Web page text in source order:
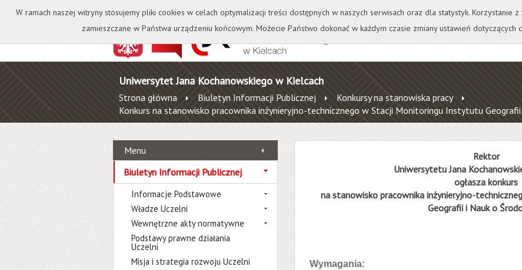
Kontakt Biblioteka Wydawnictwo Wirtualna Uczelnia A A A A
Uniwersytet Jana Kochanowskiego w Kielcach
Strona główna Biuletyn Informacji Publicznej
Konkursy na stanowiska pracy
Konkurs na stanowisko pracownika inżynieryjno-technicznego w Stacji Monitoringu Instytutu
Menu
Biuletyn Informacji Publicznej
Informacje Podstawowe
Władze Uczelni
Wewnętrzne akty normatywne
Podstawy prawne działania
Uczelni
Misja i strategia rozwoju Uczelni
Rektor
Uniwersytetu Jana
ogłasza konkurs
na stanowisko pracownika inżynieryjno-
Geografii i Nauk o
Wymagania:
W ramach naszej witryny stosujemy pliki cookies w celach optymalizacji treści dostępnych w naszych serwisach oraz dla statystyk. Korzystanie
zamieszczane w Państwa urządzeniu końcowym. Możecie Państwo dokonać w każdym czasie zmiany ustawień dotyczących